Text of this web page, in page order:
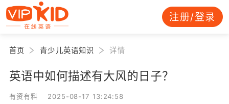
注册/登录
首页 青少儿英语知识 详情
英语中如何描述有大风的日子？
有资有料 2025-08-17 13:24:58